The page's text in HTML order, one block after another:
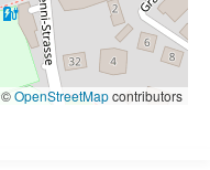
©OpenStreetMapcontributors